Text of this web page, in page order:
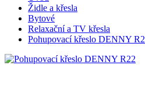
Židle a křesla
Bytové
Relaxační a TV křesla
Pohupovací křeslo DENNY